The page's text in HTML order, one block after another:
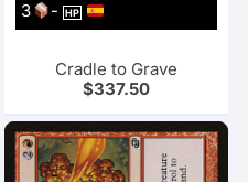
3 - HP
Cradle to Grave
$337.50